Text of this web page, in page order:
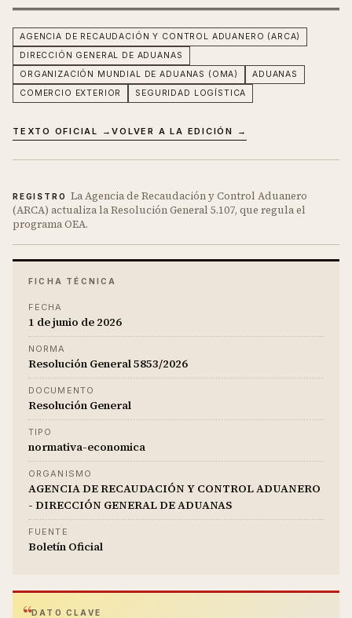
AGENCIA DE RECAUDACIÓN Y CONTROL ADUANERO (ARCA)
DIRECCIÓN GENERAL DE ADUANAS
ORGANIZACIÓN MUNDIAL DE ADUANAS (OMA)
ADUANAS
COMERCIO EXTERIOR
SEGURIDAD LOGÍSTICA
TEXTO OFICIAL →VOLVER A LA EDICIÓN →
REGISTRO
La Agencia de Recaudación y Control Aduanero
(ARCA) actualiza la Resolución General 5.107, que regula el
programa OEA.
FICHA TÉCNICA
FECHA
1 de junio de 2026
NORMA
Resolución General 5853/2026
DOCUMENTO
Resolución General
TIPO
normativa-economica
ORGANISMO
AGENCIA DE RECAUDACIÓN Y CONTROL ADUANERO
- DIRECCIÓN GENERAL DE ADUANAS
FUENTE
Boletín Oficial
DATO CLAVE